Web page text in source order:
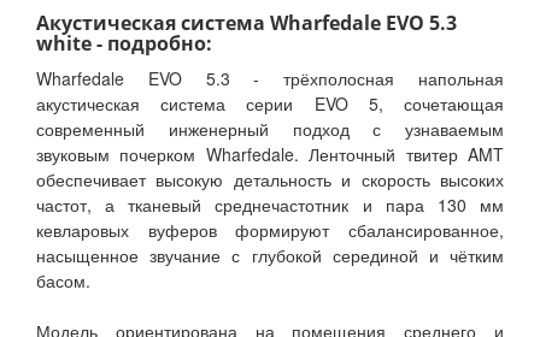
Акустическая система Wharfedale EVO 5.3
white - подробно:
Wharfedale EVO 5.3 - трёхполосная напольная
акустическая система серии EVO 5, сочетающая
современный инженерный подход с узнаваемым
звуковым почерком Wharfedale. Ленточный твитер AMT
обеспечивает высокую детальность и скорость высоких
частот, а тканевый среднечастотник и пара 130 мм
кевларовых вуферов формируют сбалансированное,
насыщенное звучание с глубокой серединой и чётким
басом.
Модель ориентирована на помещения среднего и